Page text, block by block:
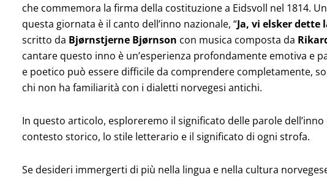
che commemora la firma della costituzione a Eidsvoll nel 1814.
questa giornata è il canto dell’inno nazionale, “Ja, vi elsker dette
scritto da Bjørnstjerne Bjørnson con musica composta da
cantare questo inno è un’esperienza profondamente emotiva e
e poetico può essere difficile da comprendere completamente,
chi non ha familiarità con i dialetti norvegesi antichi.
In questo articolo, esploreremo il significato delle parole
contesto storico, lo stile letterario e il significato di ogni strofa.
Se desideri immergerti di più nella lingua e nella cultura